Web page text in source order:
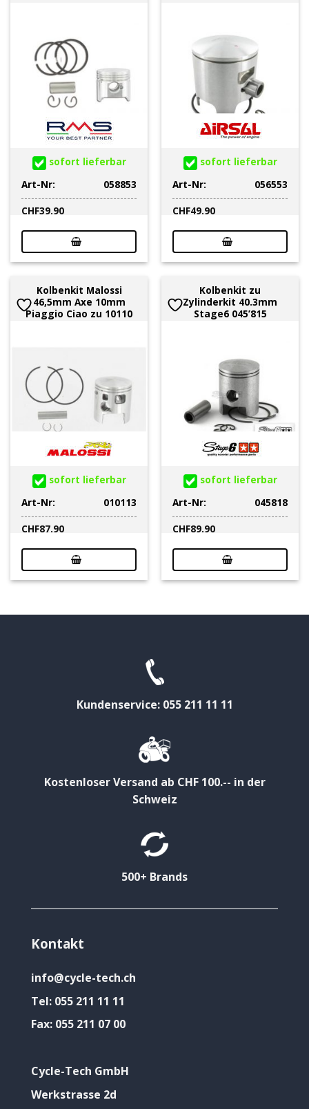
sofort lieferbar
Art-Nr:
058853
CHF39.90
sofort lieferbar
Art-Nr:
056553
CHF49.90
Kolbenkit Malossi
46,5mm Axe 10mm
Piaggio Ciao zu 10110
sofort lieferbar
Art-Nr:
010113
CHF87.90
Kolbenkit zu
Zylinderkit 40.3mm
Stage6 045’815
sofort lieferbar
Art-Nr:
045818
CHF89.90
Kundenservice: 055 211 11 11
Kostenloser Versand ab CHF 100.-- in der
Schweiz
500+ Brands
Kontakt
info@cycle-tech.ch
Tel: 055 211 11 11
Fax: 055 211 07 00
Cycle-Tech GmbH
Werkstrasse 2d